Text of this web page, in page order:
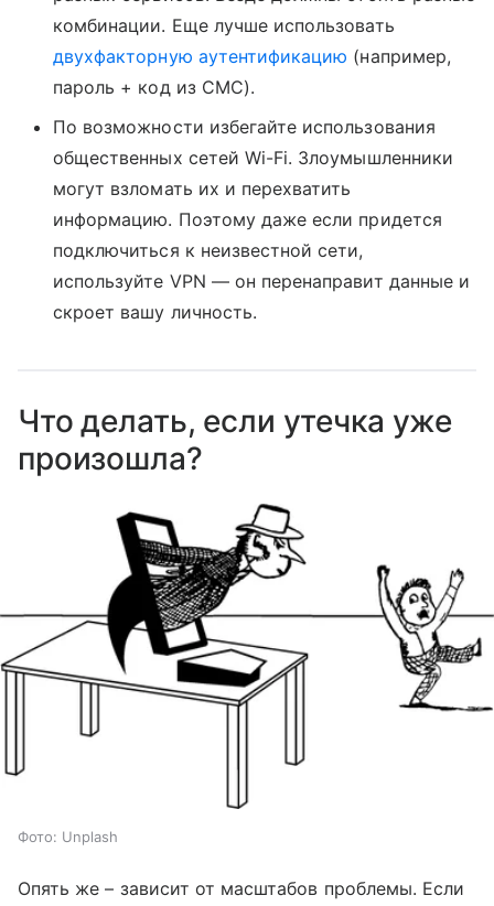
комбинации. Еще лучше использовать
двухфакторную аутентификацию (например,
пароль + код из СМС).
По возможности избегайте использования
общественных сетей Wi-Fi. Злоумышленники
могут взломать их и перехватить
информацию. Поэтому даже если придется
подключиться к неизвестной сети,
используйте VPN — он перенаправит данные и
скроет вашу личность.
Что делать, если утечка уже
произошла?
Фото: Unplash
Опять же – зависит от масштабов проблемы. Если